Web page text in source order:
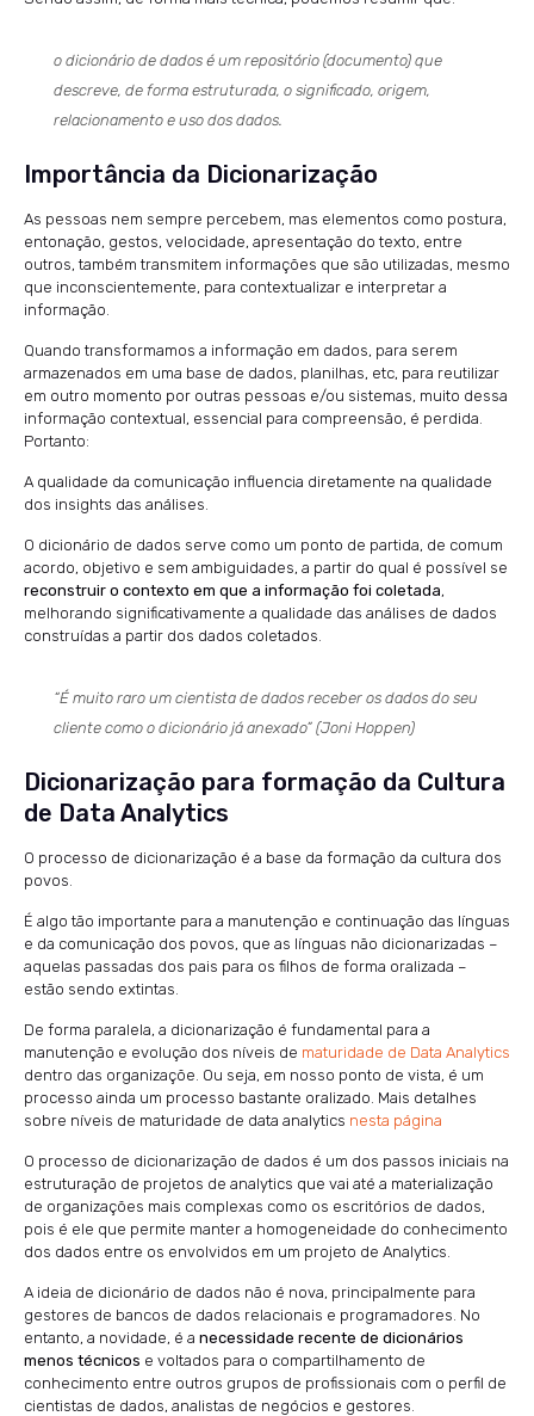
o dicionário de dados é um repositório (documento) que
descreve, de forma estruturada, o significado, origem,
relacionamento e uso dos dados.
Importância da Dicionarização
As pessoas nem sempre percebem, mas elementos como postura,
entonação, gestos, velocidade, apresentação do texto, entre
outros, também transmitem informações que são utilizadas, mesmo
que inconscientemente, para contextualizar e interpretar a
informação.
Quando transformamos a informação em dados, para serem
armazenados em uma base de dados, planilhas, etc, para reutilizar
em outro momento por outras pessoas e/ou sistemas, muito dessa
informação contextual, essencial para compreensão, é perdida.
Portanto:
A qualidade da comunicação influencia diretamente na qualidade
dos insights das análises.
O dicionário de dados serve como um ponto de partida, de comum
acordo, objetivo e sem ambiguidades, a partir do qual é possível se
reconstruir o contexto em que a informação foi coletada,
melhorando significativamente a qualidade das análises de dados
construídas a partir dos dados coletados.
“É muito raro um cientista de dados receber os dados do seu
cliente como o dicionário já anexado” (Joni Hoppen)
Dicionarização para formação da Cultura
de Data Analytics
O processo de dicionarização é a base da formação da cultura dos
povos.
É algo tão importante para a manutenção e continuação das línguas
e da comunicação dos povos, que as línguas não dicionarizadas –
aquelas passadas dos pais para os filhos de forma oralizada –
estão sendo extintas.
De forma paralela, a dicionarização é fundamental para a
manutenção e evolução dos níveis de maturidade de Data Analytics
dentro das organizaçõe. Ou seja, em nosso ponto de vista, é um
processo ainda um processo bastante oralizado. Mais detalhes
sobre níveis de maturidade de data analytics nesta página
O processo de dicionarização de dados é um dos passos iniciais na
estruturação de projetos de analytics que vai até a materialização
de organizações mais complexas como os escritórios de dados,
pois é ele que permite manter a homogeneidade do conhecimento
dos dados entre os envolvidos em um projeto de Analytics.
A ideia de dicionário de dados não é nova, principalmente para
gestores de bancos de dados relacionais e programadores. No
entanto, a novidade, é a necessidade recente de dicionários
menos técnicos e voltados para o compartilhamento de
conhecimento entre outros grupos de profissionais com o perfil de
cientistas de dados, analistas de negócios e gestores.